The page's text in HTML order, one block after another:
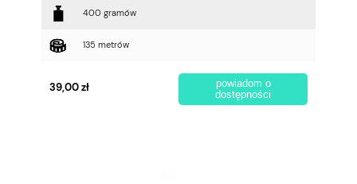
400 gramów
135 metrów
39,00 zł
powiadom o
dostępności